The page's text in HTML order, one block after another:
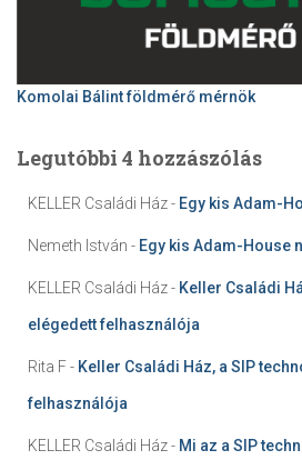
Komolai Bálint földmérő mérnök
Legutóbbi 4 hozzászólás
KELLER Családi Ház- Egy kis Adam-
Nemeth István - Egy kis Adam-House
KELLER Családi Ház- Keller Családi
elégedett felhasználója
Rita F- Keller Családi Ház, a SIP
felhasználója
KELLER Családi Ház- Mi az a SIP